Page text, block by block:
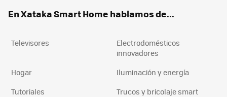
En Xataka Smart Home hablamos de...
Televisores
Electrodomésticos
innovadores
Hogar
Iluminación y energía
Tutoriales
Trucos y bricolaje smart